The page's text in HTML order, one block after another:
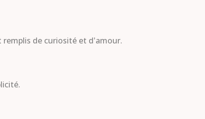
remplis de curiosité et d'amour.